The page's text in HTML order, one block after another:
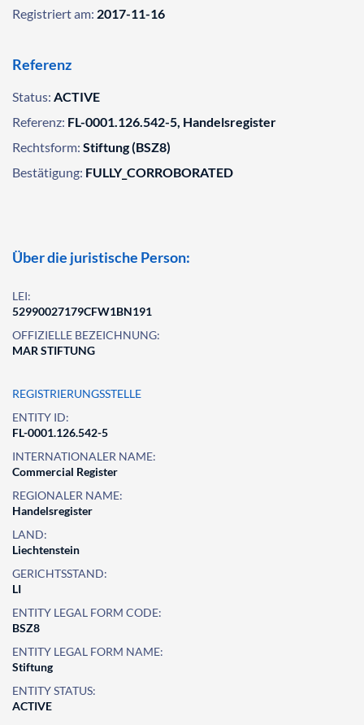
Registriert am: 2017-11-16
Referenz
Status: ACTIVE
Referenz: FL-0001.126.542-5, Handelsregister
Rechtsform: Stiftung (BSZ8)
Bestätigung: FULLY_CORROBORATED
Über die juristische Person:
LEI:
52990027179CFW1BN191
OFFIZIELLE BEZEICHNUNG:
MAR STIFTUNG
REGISTRIERUNGSSTELLE
ENTITY ID:
FL-0001.126.542-5
INTERNATIONALER NAME:
Commercial Register
REGIONALER NAME:
Handelsregister
LAND:
Liechtenstein
GERICHTSSTAND:
LI
ENTITY LEGAL FORM CODE:
BSZ8
ENTITY LEGAL FORM NAME:
Stiftung
ENTITY STATUS:
ACTIVE